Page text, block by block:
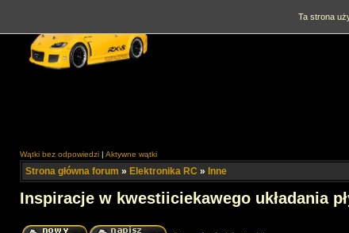
Wątki bez odpowiedzi | Aktywne wątki
Strona główna forum » Elektronika RC » Inne
Inspiracje w kwestiiciekawego układania
Ta strona